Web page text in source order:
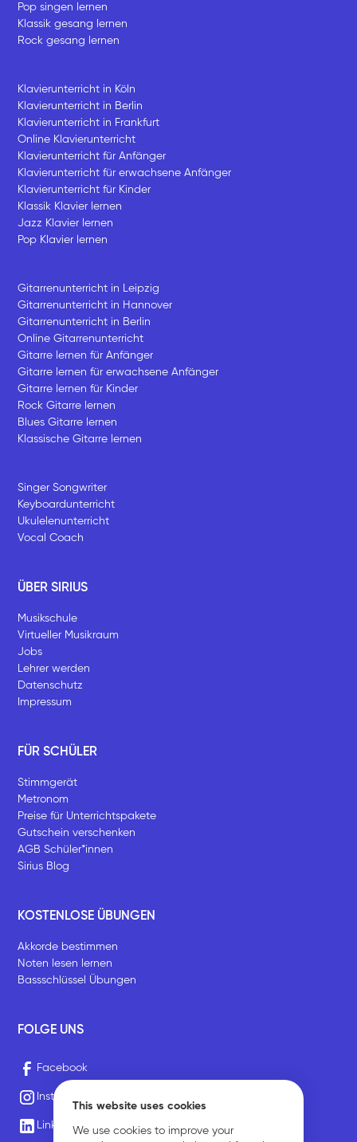
This website uses cookies
We use cookies to improve your
Pop singen lernen
Klassik gesang lernen
Rock gesang lernen
Klavierunterricht in Köln
Klavierunterricht in Berlin
Klavierunterricht in Frankfurt
Online Klavierunterricht
Klavierunterricht für Anfänger
Klavierunterricht für erwachsene Anfänger
Klavierunterricht für Kinder
Klassik Klavier lernen
Jazz Klavier lernen
Pop Klavier lernen
Gitarrenunterricht in Leipzig
Gitarrenunterricht in Hannover
Gitarrenunterricht in Berlin
Online Gitarrenunterricht
Gitarre lernen für Anfänger
Gitarre lernen für erwachsene Anfänger
Gitarre lernen für Kinder
Rock Gitarre lernen
Blues Gitarre lernen
Klassische Gitarre lernen
Singer Songwriter
Keyboardunterricht
Ukulelenunterricht
Vocal Coach
ÜBER SIRIUS
Musikschule
Virtueller Musikraum
Jobs
Lehrer werden
Datenschutz
Impressum
FÜR SCHÜLER
Stimmgerät
Metronom
Preise für Unterrichtspakete
Gutschein verschenken
AGB Schüler*innen
Sirius Blog
KOSTENLOSE ÜBUNGEN
Akkorde bestimmen
Noten lesen lernen
Bassschlüssel Übungen
FOLGE UNS
Facebook
Instagram
LinkedIn